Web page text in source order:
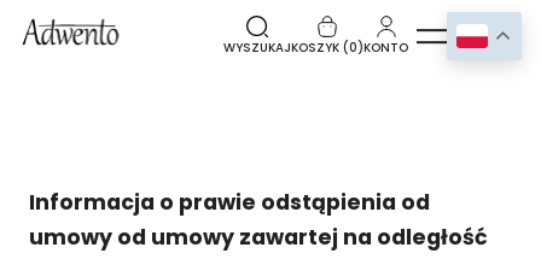
WYSZUKAJKOSZYK (0)KONTO
Informacja o prawie odstąpienia od
umowy od umowy zawartej na odległość